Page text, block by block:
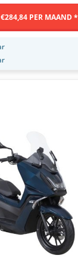
PER MAAND *